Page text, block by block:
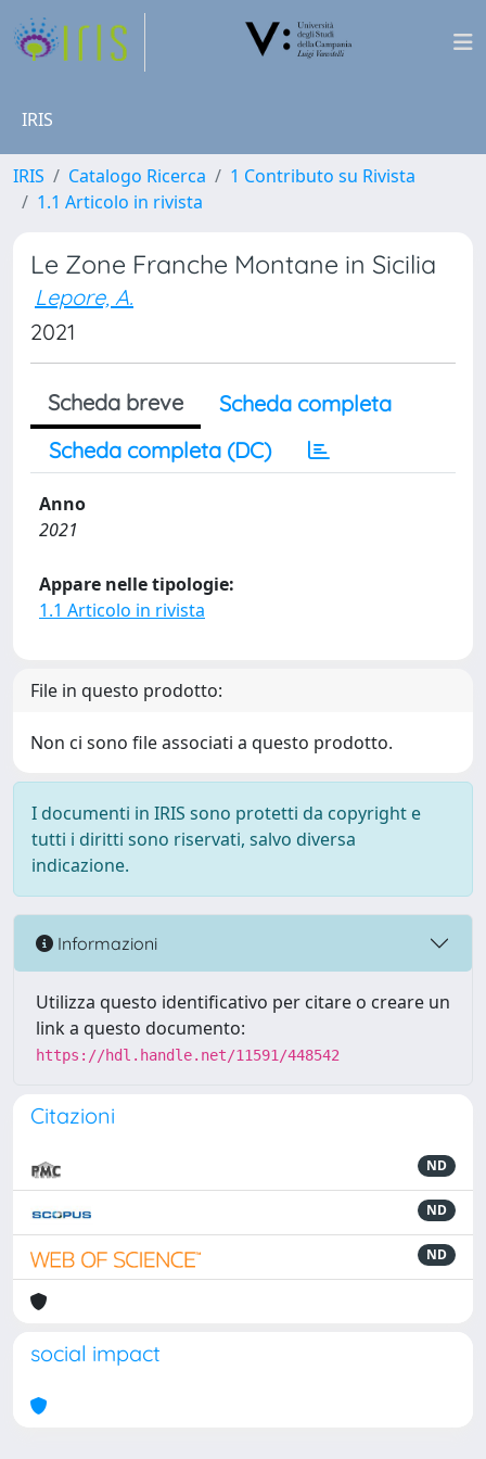
IRIS
IRIS Catalogo Ricerca
1 Contributo su Rivista
1.1 Articolo in rivista
Le Zone Franche Montane in Sicilia
Lepore, A.
2021
Scheda breve
Scheda completa
Scheda completa (DC)
Anno
2021
Appare nelle tipologie:
1.1 Articolo in rivista
File in questo prodotto:
Non ci sono file associati a questo prodotto.
I documenti in IRIS sono protetti da copyright e
tutti i diritti sono riservati, salvo diversa
indicazione.
Informazioni
Utilizza questo identificativo per citare o creare un
link a questo documento:
https://hdl.handle.net/11591/448542
Citazioni
ND
ND
ND
social impact